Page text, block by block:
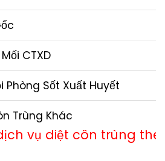
CTXD
Phòng Sốt Xuất Huyết
Trùng Khác
trùng theo Hotline